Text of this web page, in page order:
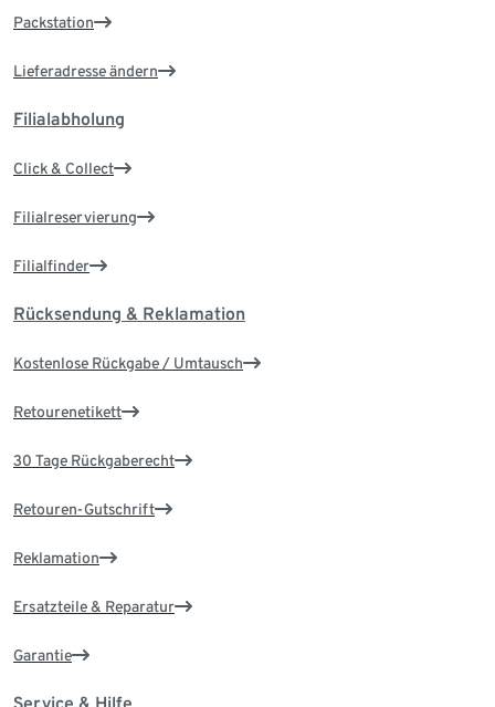
Packstation
Lieferadresse ändern
Filialabholung
Click & Collect
Filialreservierung
Filialfinder
Rücksendung & Reklamation
Kostenlose Rückgabe / Umtausch
Retourenetikett
30 Tage Rückgaberecht
Retouren-Gutschrift
Reklamation
Ersatzteile & Reparatur
Garantie